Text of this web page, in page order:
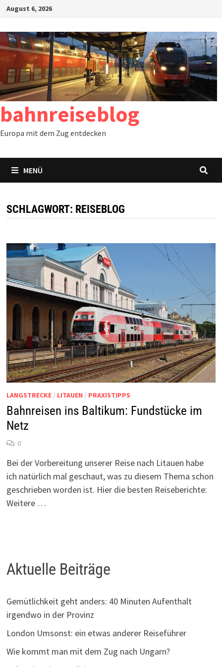
Zum
springen
August 6, 2026
bahnreiseblog
Europa mit dem Zug entdecken
MENÜ
SCHLAGWORT: REISEBLOG
LANGSTRECKE/ LITAUEN / PRAXISTIPPS
Bahnreisen ins Baltikum: Fundstücke im
Netz
0
Bei der Vorbereitung unserer Reise nach Litauen habe
ich natürlich mal geschaut, was zu diesem Thema schon
geschrieben worden ist. Hier die besten Reiseberichte:
Weitere …
Aktuelle Beiträge
Gemütlichkeit geht anders: 40 Minuten Aufenthalt
irgendwo in der Provinz
London Umsonst: ein etwas anderer Reiseführer
Wie kommt man mit dem Zug nach Ungarn?